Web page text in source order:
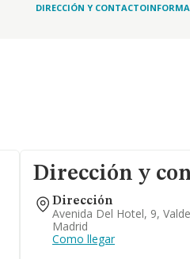
DIRECCIÓN Y CONTACTO
Dirección y
Dirección
Avenida Del Hotel, 9,
Madrid
Como llegar